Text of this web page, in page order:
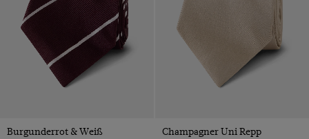
Burgunderrot & Weiß
Champagner Uni Repp